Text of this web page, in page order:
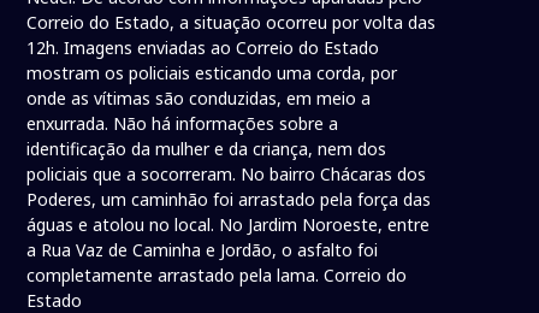
Correio do Estado, a situação ocorreu por volta das
12h. Imagens enviadas ao Correio do Estado
mostram os policiais esticando uma corda, por
onde as vítimas são conduzidas, em meio a
enxurrada. Não há informações sobre a
identificação da mulher e da criança, nem dos
policiais que a socorreram. No bairro Chácaras dos
Poderes, um caminhão foi arrastado pela força das
águas e atolou no local. No Jardim Noroeste, entre
a Rua Vaz de Caminha e Jordão, o asfalto foi
completamente arrastado pela lama. Correio do
Estado